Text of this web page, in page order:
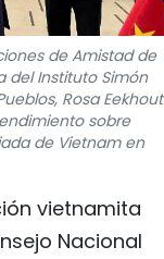
de Amistad de
del Instituto Simón
Rosa Eekhout
sobre
de Vietnam en
vietnamita
Nacional